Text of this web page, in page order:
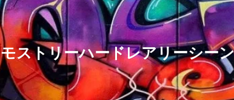
モストリーハードレアリーシー